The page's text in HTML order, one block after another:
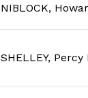
NIBLOCK,
SHELLEY, Percy